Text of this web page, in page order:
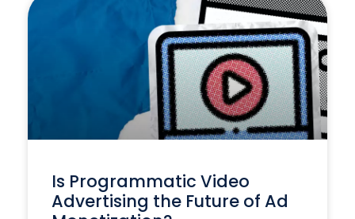
Is Programmatic Video
Advertising the Future of Ad